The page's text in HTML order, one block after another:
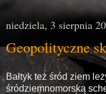
niedziela, 3 sierpnia
Geopolityczne
Bałtyk też śród ziem
śródziemnomorską